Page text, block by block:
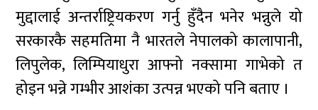
मुद्दालाई अन्तर्राष्ट्रियकरण गर्नु हुँदैन भनेर भन्नुले यो
सरकारकै सहमतिमा नै भारतले नेपालको कालापानी,
लिपुलेक, लिम्पियाधुरा आफ्नो नक्सामा गाभेको त
होइन भन्ने गम्भीर आशंका उत्पन्न भएको पनि बताए ।